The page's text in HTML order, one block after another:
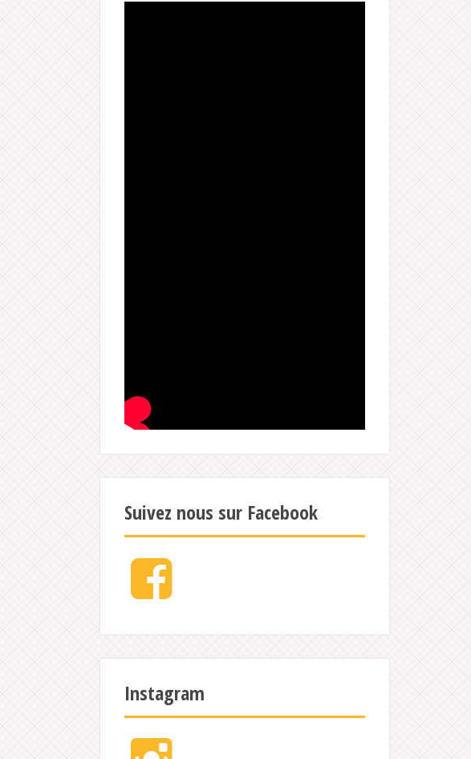
Suivez nous sur Facebook
Facebook
Instagram
Instagram